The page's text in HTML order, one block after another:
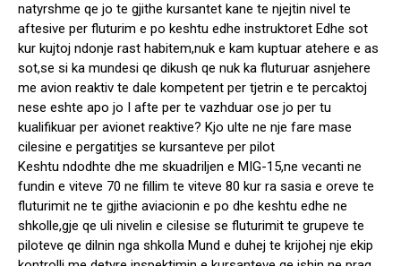
natyrshme qe jo te gjithe kursantet kane te njejtin nivel te
aftesive per fluturim e po keshtu edhe instruktoret Edhe sot
kur kujtoj ndonje rast habitem,nuk e kam kuptuar atehere e as
sot,se si ka mundesi qe dikush qe nuk ka fluturuar asnjehere
me avion reaktiv te dale kompetent per tjetrin e te percaktoj
nese eshte apo jo I afte per te vazhduar ose jo per tu
kualifikuar per avionet reaktive? Kjo ulte ne nje fare mase
cilesine e pergatitjes se kursanteve per pilot
Keshtu ndodhte dhe me skuadriljen e MIG-15,ne vecanti ne
fundin e viteve 70 ne fillim te viteve 80 kur ra sasia e oreve te
fluturimit ne te gjithe aviacionin e po dhe keshtu edhe ne
shkolle,gje qe uli nivelin e cilesise se fluturimit te grupeve te
piloteve qe dilnin nga shkolla Mund e duhej te krijohej nje ekip